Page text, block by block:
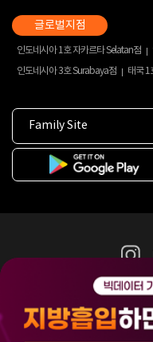
인도네시아 1호 자카르타 Selatan점
인도네시아 3호 Surabaya점
태국 1
Family Site
365mc 병·의원
비
(주)365mcㅣ서울특별시 서